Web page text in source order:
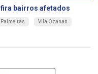
bairros afetados
Palmeiras Vila Ozanan